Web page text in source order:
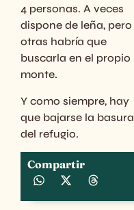
4 personas. A veces
dispone de leña, pero
otras habría que
buscarla en el propio
monte.
Y como siempre, hay
que bajarse la basura
del refugio.
Compartir